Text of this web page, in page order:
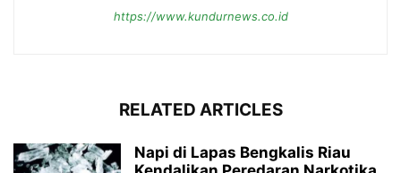
https://www.kundurnews.co.id
RELATED ARTICLES
Napi di Lapas Bengkalis Riau